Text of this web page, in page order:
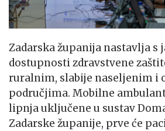
Zadarska županija nastavlja s
dostupnosti zdravstvene
ruralnim, slabije naseljenim i
područjima. Mobilne
lipnja uključene u sustav
Zadarske županije, prve će